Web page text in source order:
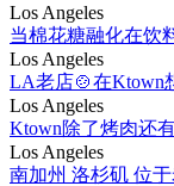
Los Angeles
当棉花糖融化在饮
Los Angeles
LA老店🍲在Ktown
Los Angeles
Ktown除了烤肉还
Los Angeles
南加州 洛杉矶 位